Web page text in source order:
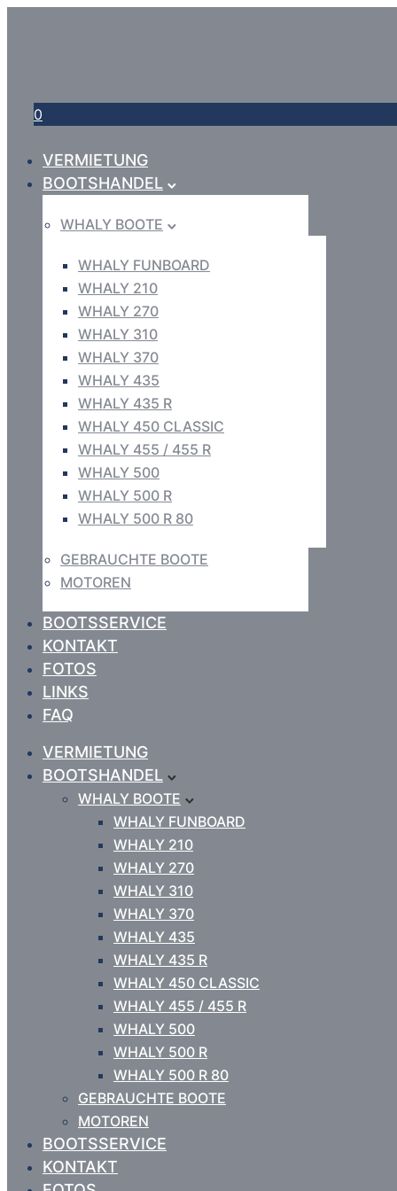
0
VERMIETUNG
BOOTSHANDEL
WHALY BOOTE
WHALY FUNBOARD
WHALY 210
WHALY 270
WHALY 310
WHALY 370
WHALY 435
WHALY 435 R
WHALY 450 CLASSIC
WHALY 455 / 455 R
WHALY 500
WHALY 500 R
WHALY 500 R 80
GEBRAUCHTE BOOTE
MOTOREN
BOOTSSERVICE
KONTAKT
FOTOS
LINKS
FAQ
VERMIETUNG
BOOTSHANDEL
WHALY BOOTE
WHALY FUNBOARD
WHALY 210
WHALY 270
WHALY 310
WHALY 370
WHALY 435
WHALY 435 R
WHALY 450 CLASSIC
WHALY 455 / 455 R
WHALY 500
WHALY 500 R
WHALY 500 R 80
GEBRAUCHTE BOOTE
MOTOREN
BOOTSSERVICE
KONTAKT